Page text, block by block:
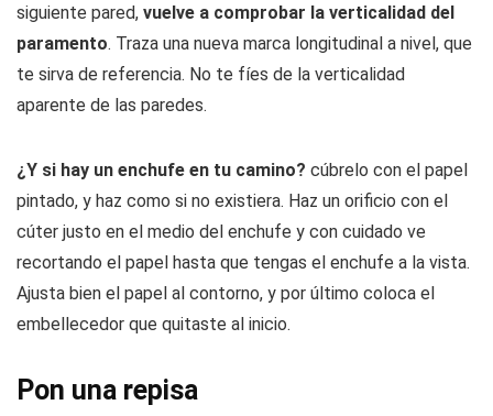
siguiente pared, vuelve a comprobar la verticalidad del
paramento. Traza una nueva marca longitudinal a nivel, que
te sirva de referencia. No te fíes de la verticalidad
aparente de las paredes.
¿Y si hay un enchufe en tu camino? cúbrelo con el papel
pintado, y haz como si no existiera. Haz un orificio con el
cúter justo en el medio del enchufe y con cuidado ve
recortando el papel hasta que tengas el enchufe a la vista.
Ajusta bien el papel al contorno, y por último coloca el
embellecedor que quitaste al inicio.
Pon una repisa